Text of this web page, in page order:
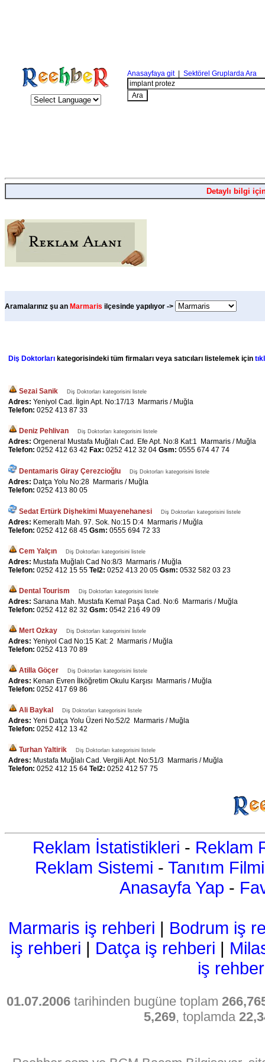
Anasayfaya git| Sektörel Gruplarda Ara
Detaylı bilgi
Aramalarınız şu an Marmaris ilçesinde yapılıyor ->
Diş Doktorları kategorisindeki tüm firmaları veya satıcıları listelemek için
Sezai Sanik Diş Doktorları kategorisini listele
Adres: Yeniyol Cad. İlgin Apt. No:17/13 Marmaris / Muğla
Telefon: 0252 413 87 33
Deniz Pehlivan Diş Doktorları kategorisini listele
Adres: Orgeneral Mustafa Muğlalı Cad. Efe Apt. No:8 Kat:1 Marmaris / Muğla
Telefon: 0252 412 63 42 Fax: 0252 412 32 04 Gsm: 0555 674 47 74
Dentamaris Giray Çerezcioğlu Diş Doktorları kategorisini listele
Adres: Datça Yolu No:28 Marmaris / Muğla
Telefon: 0252 413 80 05
Sedat Ertürk Dişhekimi Muayenehanesi Diş Doktorları kategorisini listele
Adres: Kemeraltı Mah. 97. Sok. No:15 D:4 Marmaris / Muğla
Telefon: 0252 412 68 45 Gsm: 0555 694 72 33
Cem Yalçın Diş Doktorları kategorisini listele
Adres: Mustafa Muğlalı Cad No:8/3 Marmaris / Muğla
Telefon: 0252 412 15 55 Tel2: 0252 413 20 05 Gsm: 0532 582 03 23
Dental Tourism Diş Doktorları kategorisini listele
Adres: Sarıana Mah. Mustafa Kemal Paşa Cad. No:6 Marmaris / Muğla
Telefon: 0252 412 82 32 Gsm: 0542 216 49 09
Mert Ozkay Diş Doktorları kategorisini listele
Adres: Yeniyol Cad No:15 Kat: 2 Marmaris / Muğla
Telefon: 0252 413 70 89
Atilla Göçer Diş Doktorları kategorisini listele
Adres: Kenan Evren İlköğretim Okulu Karşısı Marmaris / Muğla
Telefon: 0252 417 69 86
Ali Baykal Diş Doktorları kategorisini listele
Adres: Yeni Datça Yolu Üzeri No:52/2 Marmaris / Muğla
Telefon: 0252 412 13 42
Turhan Yaltirik Diş Doktorları kategorisini listele
Adres: Mustafa Muğlalı Cad. Vergili Apt. No:51/3 Marmaris / Muğla
Telefon: 0252 412 15 64 Tel2: 0252 412 57 75
Reklam İstatistikleri - Reklam
Reklam Sistemi - Tanıtım Filmi
Anasayfa Yap -
Marmaris iş rehberi | Bodrum iş
iş rehberi | Datça iş rehberi |
iş
01.07.2006 tarihinden bugüne toplam
5,269, toplamda